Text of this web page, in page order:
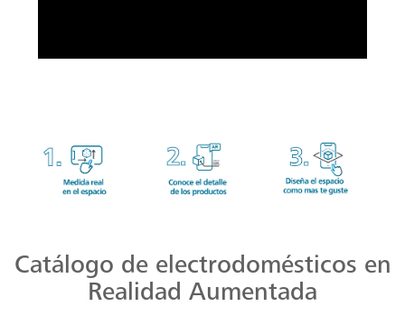
Catálogo de electrodomésticos en
Realidad Aumentada